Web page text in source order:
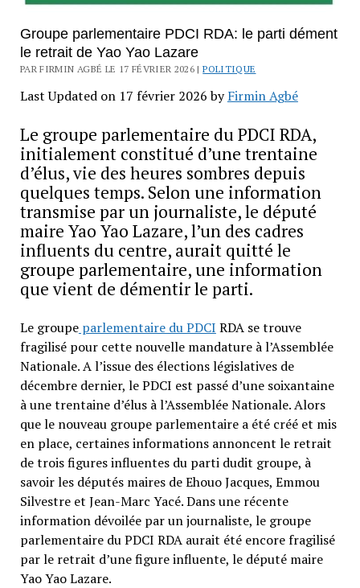
Groupe parlementaire PDCI RDA: le parti dément
le retrait de Yao Yao Lazare
PAR FIRMIN AGBÉ LE 17 FÉVRIER 2026 |POLITIQUE
Last Updated on 17 février 2026 byFirmin Agbé
Le groupe parlementaire du PDCI RDA,
initialement constitué d’une trentaine
d’élus, vie des heures sombres depuis
quelques temps. Selon une information
transmise par un journaliste, le député
maire Yao Yao Lazare, l’un des cadres
influents du centre, aurait quitté le
groupe parlementaire, une information
que vient de démentir le parti.
Le groupeparlementaire du PDCI RDA se trouve
fragilisé pour cette nouvelle mandature à l’Assemblée
Nationale. A l’issue des élections législatives de
décembre dernier, le PDCI est passé d’une soixantaine
à une trentaine d’élus à l’Assemblée Nationale. Alors
que le nouveau groupe parlementaire a été créé et mis
en place, certaines informations annoncent le retrait
de trois figures influentes du parti dudit groupe, à
savoir les députés maires de Ehouo Jacques, Emmou
Silvestre et Jean-Marc Yacé. Dans une récente
information dévoilée par un journaliste, le groupe
parlementaire du PDCI RDA aurait été encore fragilisé
par le retrait d’une figure influente, le député maire
Yao Yao Lazare.